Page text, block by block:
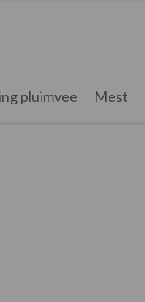
pluimvee Mest